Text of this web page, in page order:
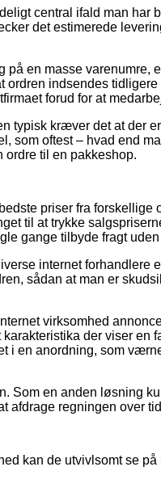
central ifald man har
det estimerede
på en masse varenumre,
indsendes tidligere
forud for at
typisk kræver det at der
som oftest – hvad end
ordre til en pakkeshop.
priser fra forskellige
til at trykke
gange tilbyde fragt
internet forhandlere
sådan at man er
virksomhed
der viser en
i en anordning, som
Som en anden løsning
afdrage regningen over
kan de utvivlsomt se